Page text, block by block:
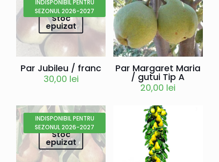
INDISPONIBIL PENTRU
SEZONUL 2026-2027
Stoc
epuizat
Par Jubileu / franc
30,00 lei
Par Margaret Maria
/ gutui Tip A
20,00 lei
INDISPONIBIL PENTRU
SEZONUL 2026-2027
Stoc
epuizat